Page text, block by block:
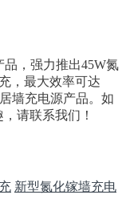
品 ，强力推出45W氮
，最大效率可达
墙充电源产品。如
请联系我们！
新型氮化镓墙充电